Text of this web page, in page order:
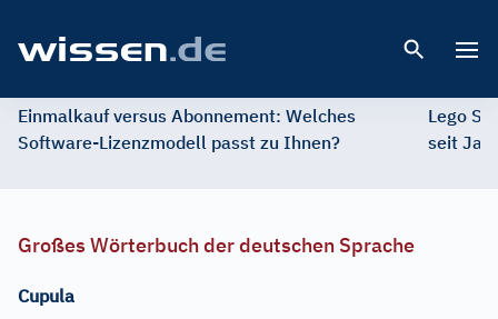
Einmalkauf versus Abonnement: Welches
Software-Lizenzmodell passt zu Ihnen?
Lego
seit
Großes Wörterbuch der deutschen Sprache
Cupula